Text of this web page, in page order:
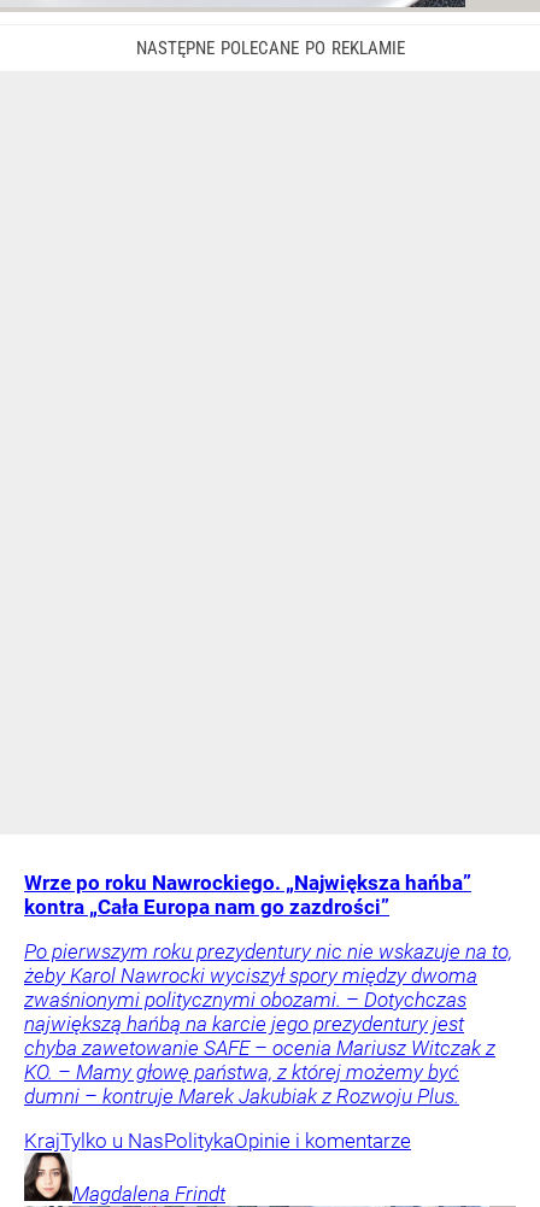
Wrze po roku Nawrockiego. „Największa hańba”
kontra „Cała Europa nam go zazdrości”
Po pierwszym roku prezydentury nic nie wskazuje na to,
żeby Karol Nawrocki wyciszył spory między dwoma
zwaśnionymi politycznymi obozami. – Dotychczas
największą hańbą na karcie jego prezydentury jest
chyba zawetowanie SAFE – ocenia Mariusz Witczak z
KO. – Mamy głowę państwa, z której możemy być
dumni – kontruje Marek Jakubiak z Rozwoju Plus.
KrajTylko u NasPolitykaOpinie i komentarze
Magdalena Frindt